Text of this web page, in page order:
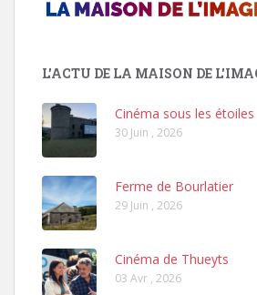
L'ACTU DE LA MAISON DE
Cinéma sous les étoiles
30 Juin , 2026
Ferme de Bourlatier
29 Juin , 2026
Cinéma de Thueyts
03 Avr , 2026